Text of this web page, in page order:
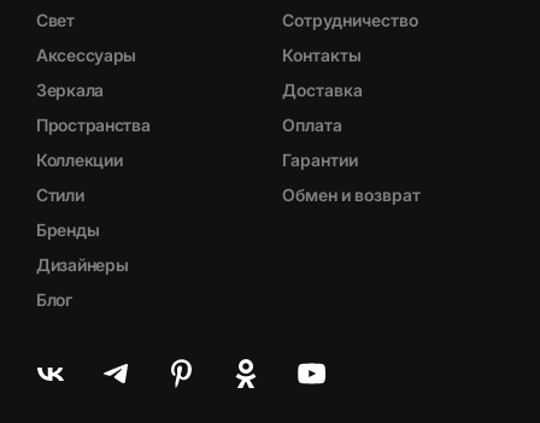
Свет
Аксессуары
Зеркала
Пространства
Коллекции
Стили
Бренды
Дизайнеры
Блог
Сотрудничество
Контакты
Доставка
Оплата
Гарантии
Обмен и возврат